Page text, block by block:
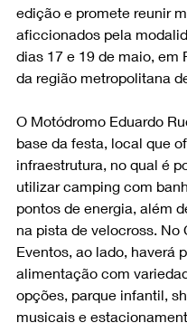
edição e promete reunir
aficcionados pela
dias 17 e 19 de maio, em
da região metropolitana
O Motódromo Eduardo
base da festa, local que
infraestrutura, no qual é
utilizar camping com
pontos de energia, além
na pista de velocross. No
Eventos, ao lado, haverá
alimentação com
opções, parque infantil,
musicais e